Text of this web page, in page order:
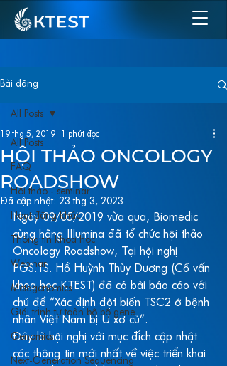
Bài đăng
All Posts
FAQ
Hội thảo - seminar
Hoạt động khác
Thông tin khoa học
Webinar
Metagenomics
Giải trình tự toàn bộ bộ gene
Genomics
Next-Generation Sequencing
All Posts
HỘI THẢO ONCOLOGY
ROADSHOW
19 thg 5, 2019 1 phút đọc
Đã cập nhật: 23 thg 3, 2023
Ngày 09/05/2019 vừa qua, Biomedic
cùng hãng Illumina đã tổ chức hội thảo
Oncology Roadshow, Tại hội nghị
PGS.TS. Hồ Huỳnh Thùy Dương (Cố vấn
khoa học KTEST) đã có bài báo cáo với
chủ đề “Xác định đột biến TSC2 ở bệnh
nhân Việt Nam bị U xơ củ”.
Đây là hội nghị với mục đích cập nhật
các thông tin mới nhất về việc triển khai